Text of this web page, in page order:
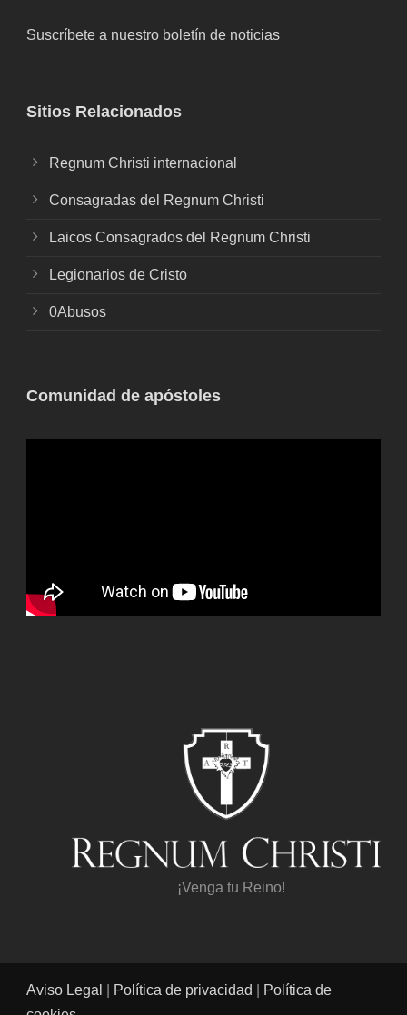
Suscríbete a nuestro boletín de noticias
Sitios Relacionados
Regnum Christi internacional
Consagradas del Regnum Christi
Laicos Consagrados del Regnum Christi
Legionarios de Cristo
0Abusos
Comunidad de apóstoles
¡Venga tu Reino!
Aviso Legal Política de privacidad
Política de